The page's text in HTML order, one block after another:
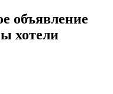
объявление
хотели